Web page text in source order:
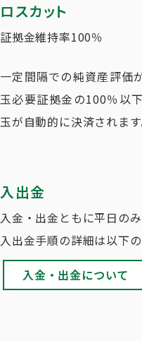
ロスカット
証拠金維持率100％
一定間隔での純資産評価
玉必要証拠金の100％以
玉が自動的に決済されます
入出金
入金・出金ともに平日の
入出金手順の詳細は以下
入金・出金について